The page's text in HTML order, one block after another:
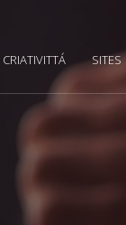
CRIATIVITTÁ SITES